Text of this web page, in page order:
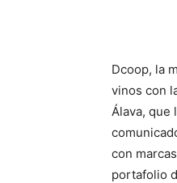
Dcoop, la
vinos con
Álava, que
con
portafolio